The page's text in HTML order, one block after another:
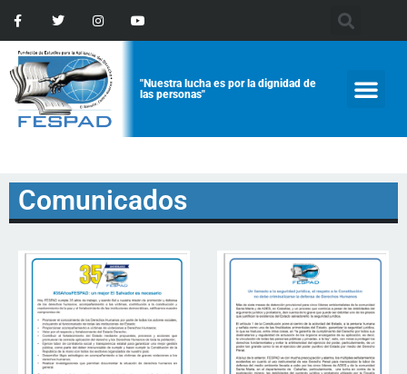
"Nuestra lucha es por la dignidad de
las personas"
Comunicados